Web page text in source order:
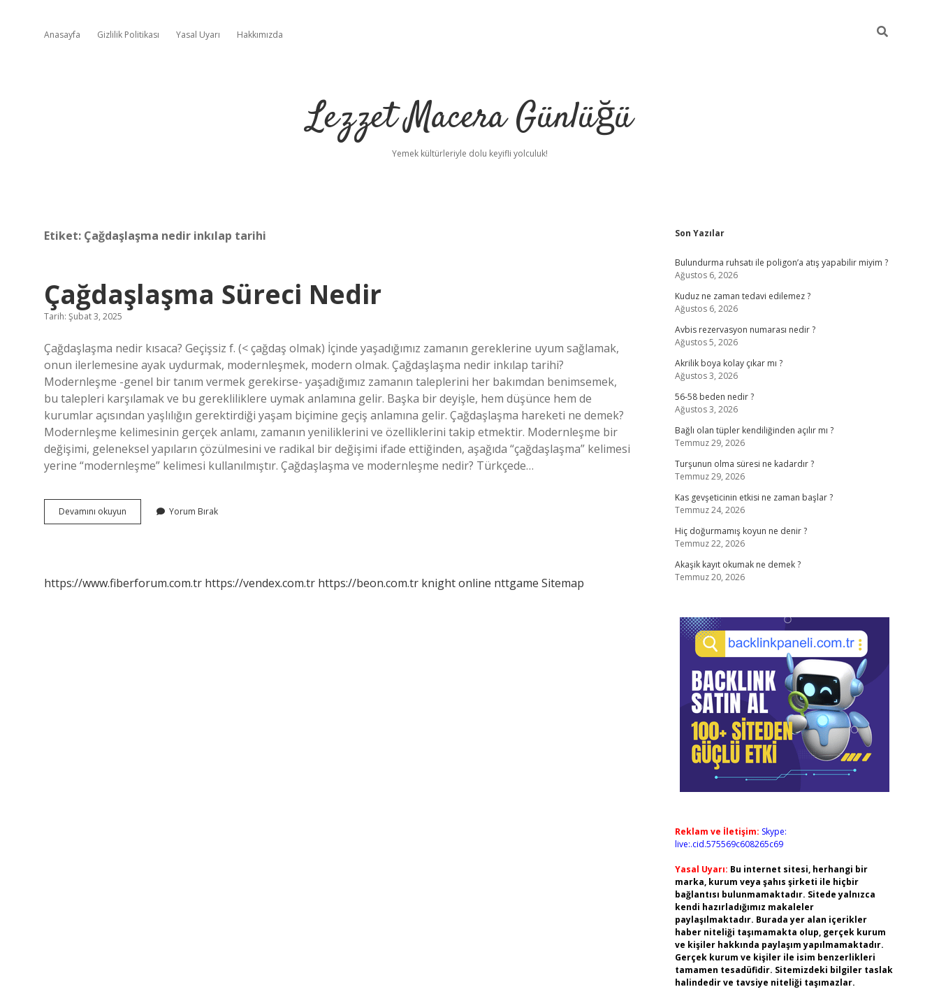
Anasayfa Gizlilik Politikası Yasal Uyarı Hakkımızda
Lezzet Macera Günlüğü
Yemek kültürleriyle dolu keyifli yolculuk!
Etiket: Çağdaşlaşma nedir inkılap tarihi
Çağdaşlaşma Süreci Nedir
Tarih: Şubat 3, 2025
Çağdaşlaşma nedir kısaca? Geçişsiz f. (< çağdaş olmak) İçinde yaşadığımız zamanın gereklerine uyum sağlamak,
onun ilerlemesine ayak uydurmak, modernleşmek, modern olmak. Çağdaşlaşma nedir inkılap tarihi?
Modernleşme -genel bir tanım vermek gerekirse- yaşadığımız zamanın taleplerini her bakımdan benimsemek,
bu talepleri karşılamak ve bu gerekliliklere uymak anlamına gelir. Başka bir deyişle, hem düşünce hem de
kurumlar açısından yaşlılığın gerektirdiği yaşam biçimine geçiş anlamına gelir. Çağdaşlaşma hareketi ne demek?
Modernleşme kelimesinin gerçek anlamı, zamanın yeniliklerini ve özelliklerini takip etmektir. Modernleşme bir
değişimi, geleneksel yapıların çözülmesini ve radikal bir değişimi ifade ettiğinden, aşağıda “çağdaşlaşma” kelimesi
yerine “modernleşme” kelimesi kullanılmıştır. Çağdaşlaşma ve modernleşme nedir? Türkçede…
Devamını okuyun Çağdaşlaşma
Süreci
Yorum Bırak
https://www.fiberforum.com.tr https://vendex.com.tr https://beon.com.tr knight online nttgame Sitemap
Sidebar
Son Yazılar
Bulundurma ruhsatı ile poligon’a atış yapabilir miyim ?
Ağustos 6, 2026
Kuduz ne zaman tedavi edilemez ?
Ağustos 6, 2026
Avbis rezervasyon numarası nedir ?
Ağustos 5, 2026
Akrilik boya kolay çıkar mı ?
Ağustos 3, 2026
56-58 beden nedir ?
Ağustos 3, 2026
Bağlı olan tüpler kendiliğinden açılır mı ?
Temmuz 29, 2026
Turşunun olma süresi ne kadardır ?
Temmuz 29, 2026
Kas gevşeticinin etkisi ne zaman başlar ?
Temmuz 24, 2026
Hiç doğurmamış koyun ne denir ?
Temmuz 22, 2026
Akaşik kayıt okumak ne demek ?
Temmuz 20, 2026
Reklam ve İletişim: Skype:
live:.cid.575569c608265c69
Yasal Uyarı: Bu internet sitesi, herhangi bir
marka, kurum veya şahıs şirketi ile hiçbir
bağlantısı bulunmamaktadır. Sitede yalnızca
kendi hazırladığımız makaleler
paylaşılmaktadır. Burada yer alan içerikler
haber niteliği taşımamakta olup, gerçek kurum
ve kişiler hakkında paylaşım yapılmamaktadır.
Gerçek kurum ve kişiler ile isim benzerlikleri
tamamen tesadüfidir. Sitemizdeki bilgiler taslak
halindedir ve tavsiye niteliği taşımazlar.